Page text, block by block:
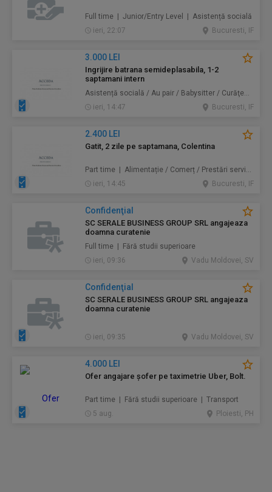
Full time | Junior/Entry Level | Asistență socială
ieri, 22:07
Bucuresti, IF
3.000 LEI
Ingrijire batrana semideplasabila, 1-2
saptamani intern
Asistență socială / Au pair / Babysitter / Curăţenie / Prestări servicii
ieri, 14:47
Bucuresti, IF
2.400 LEI
Gatit, 2 zile pe saptamana, Colentina
Part time | Alimentație / Comerț / Prestări servicii
ieri, 14:45
Bucuresti, IF
Confidenţial
SC SERALE BUSINESS GROUP SRL angajeaza
doamna curatenie
Full time | Fără studii superioare
ieri, 09:36
Vadu Moldovei, SV
Confidenţial
SC SERALE BUSINESS GROUP SRL angajeaza
doamna curatenie
ieri, 09:35 Vadu Moldovei, SV
4.000 LEI
Ofer angajare șofer pe taximetrie Uber, Bolt.
Part time | Fără studii superioare | Transport
5 aug.
Ploiesti, PH